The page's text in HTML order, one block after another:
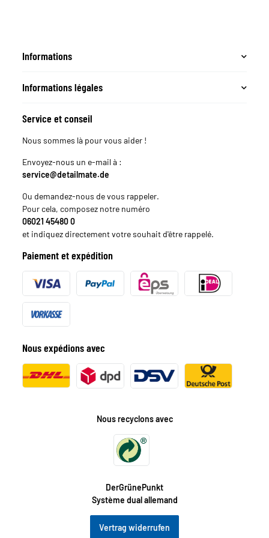
Informations
Informations légales
Service et conseil
Nous sommes là pour vous aider !
Envoyez-nous un e-mail à :
service@detailmate.de
Ou demandez-nous de vous rappeler.
Pour cela, composez notre numéro
06021 45480 0
et indiquez directement votre souhait d'être rappelé.
Paiement et expédition
Nous expédions avec
Nous recyclons avec
DerGrünePunkt
Système dual allemand
Vertrag widerrufen